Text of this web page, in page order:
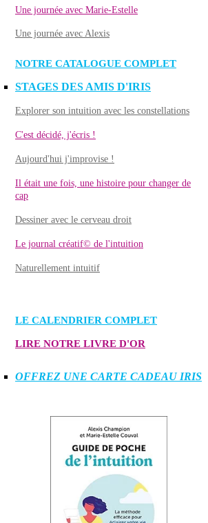
Une journée avec Marie-Estelle
Une journée avec Alexis
NOTRE CATALOGUE COMPLET
STAGES DES AMIS D'IRIS
Explorer son intuition avec les constellations
C'est décidé, j'écris !
Aujourd'hui j'improvise !
Il était une fois, une histoire pour changer de
cap
Dessiner avec le cerveau droit
Le journal créatif© de l'intuition
Naturellement intuitif
LE CALENDRIER COMPLET
LIRE NOTRE LIVRE D'OR
OFFREZ UNE CARTE CADEAU IRIS